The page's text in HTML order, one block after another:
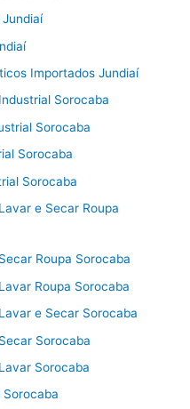
Importados Jundiaí
Sorocaba
Sorocaba
Sorocaba
Sorocaba
e Secar Roupa
Roupa Sorocaba
Roupa Sorocaba
e Secar Sorocaba
Sorocaba
Sorocaba